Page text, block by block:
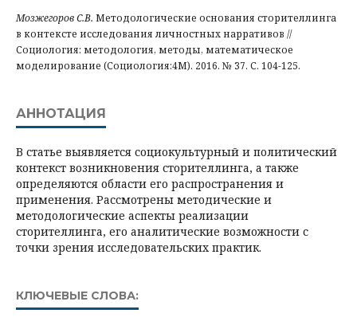
Мозжегоров С.В. Методологические основания сторителлинга
в контексте исследования личностных нарративов //
Социология: методология, методы, математическое
моделирование (Социология:4М). 2016. № 37. С. 104-125.
АННОТАЦИЯ
В статье выявляется социокультурный и политический
контекст возникновения сторителлинга, а также
определяются области его распространения и
применения. Рассмотрены методические и
методологические аспекты реализации
сторителлинга, его аналитические возможности с
точки зрения исследовательских практик.
КЛЮЧЕВЫЕ СЛОВА: